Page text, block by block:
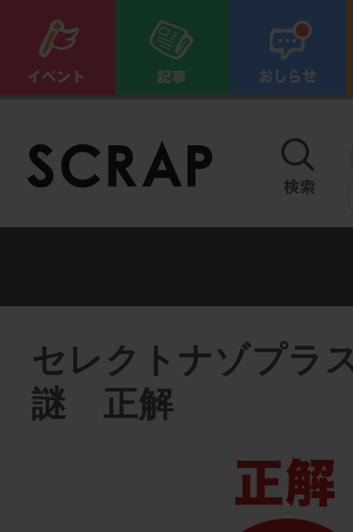
セレクトナゾプラ
謎 正解